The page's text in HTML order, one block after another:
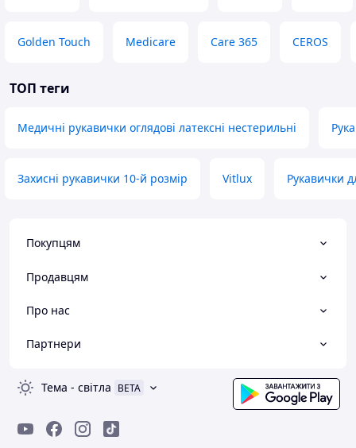
Golden Touch Medicare Care 365 CEROS
ТОП теги
Медичні рукавички оглядові латексні нестерильні
Захисні рукавички 10-й розмір Vitlux Рукавички
Покупцям
Продавцям
Про нас
Партнери
Тема - світла BETA